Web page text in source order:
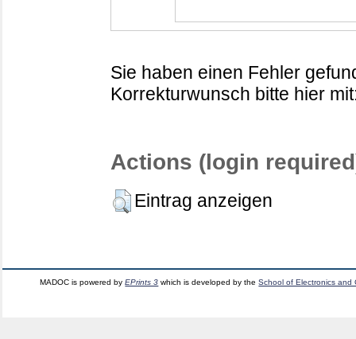
Sie haben einen Fehler
Korrekturwunsch bitte hier
Actions (login
Eintrag anzeigen
MADOC is powered byEPrints 3 which is developed by theSchool of Electronics and